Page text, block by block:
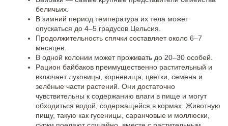
Сурки-байбаки в Природном Парке «Олений»
октябрь 2025
ПОДРОБНЕЕ